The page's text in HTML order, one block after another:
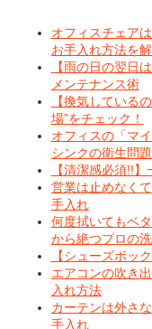
オフィスチェア
お手入れ方法を
【雨の日の翌日
メンテナンス術
【換気している
場”をチェック！
オフィスの「マ
シンクの衛生問
【清潔感必須!!
営業は止めなく
手入れ
何度拭いてもベ
から絶つプロの洗
【シューズボッ
エアコンの吹き
入れ方法
カーテンは外さ
手入れ